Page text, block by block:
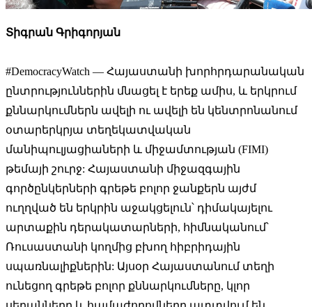
Տիգրան Գրիգորյան
#DemocracyWatch — Հայաստանի խորհրդարանական
ընտրություններին մնացել է երեք ամիս, և երկրում
քննարկումներն ավելի ու ավելի են կենտրոնանում
օտարերկրյա տեղեկատվական
մանիպուլյացիաների և միջամտության (FIMI)
թեմայի շուրջ: Հայաստանի միջազգային
գործընկերների գրեթե բոլոր ջանքերն այժմ
ուղղված են երկրին աջակցելուն՝ դիմակայելու
արտաքին դերակատարների, հիմնականում՝
Ռուսաստանի կողմից բխող հիբրիդային
սպառնալիքներին: Այսօր Հայաստանում տեղի
ունեցող գրեթե բոլոր քննարկումները, կլոր